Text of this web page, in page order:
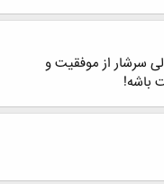
سرشار از موفقیت و
باشه!